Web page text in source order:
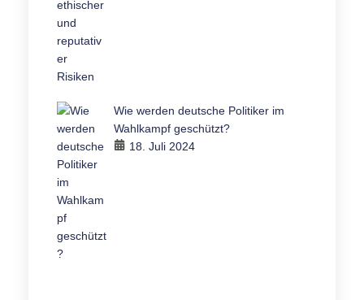
Wie werden deutsche Politiker im
Wahlkampf geschützt?
18. Juli 2024